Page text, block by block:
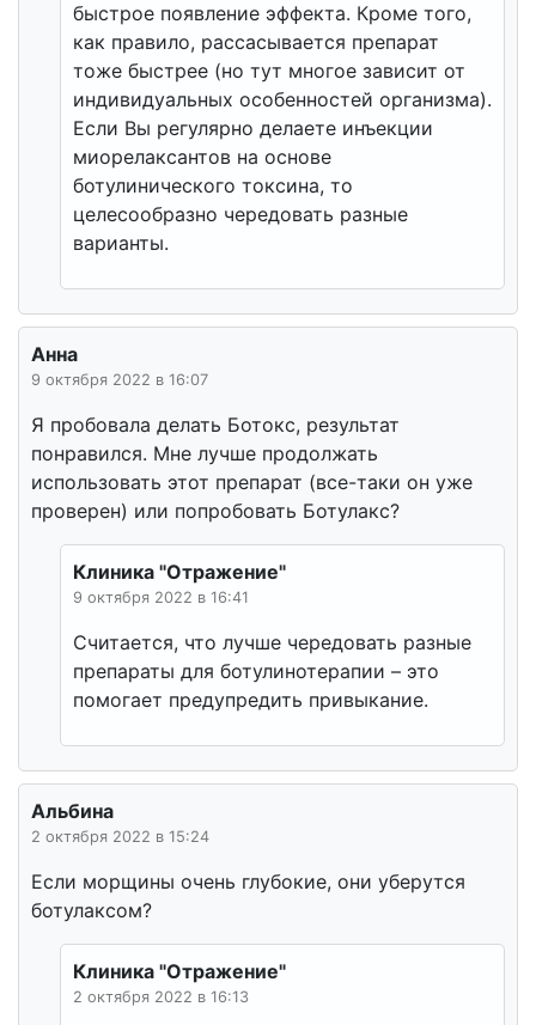
быстрое появление эффекта. Кроме того,
как правило, рассасывается препарат
тоже быстрее (но тут многое зависит от
индивидуальных особенностей организма).
Если Вы регулярно делаете инъекции
миорелаксантов на основе
ботулинического токсина, то
целесообразно чередовать разные
варианты.
Анна
9 октября 2022 в 16:07
Я пробовала делать Ботокс, результат
понравился. Мне лучше продолжать
использовать этот препарат (все-таки он уже
проверен) или попробовать Ботулакс?
Клиника "Отражение"
9 октября 2022 в 16:41
Считается, что лучше чередовать разные
препараты для ботулинотерапии – это
помогает предупредить привыкание.
Альбина
2 октября 2022 в 15:24
Если морщины очень глубокие, они уберутся
ботулаксом?
Клиника "Отражение"
2 октября 2022 в 16:13